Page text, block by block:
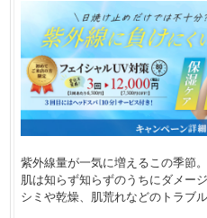
紫外線量が一気に増えるこの季節。
肌は知らず知らずのうちにダメー
シミや乾燥、肌荒れなどのトラブ